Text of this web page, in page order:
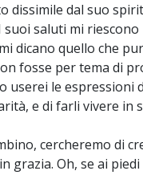
dissimile dal suo
saluti mi
dicano quello che
fosse per tema di
le espressioni
e di farli vivere in
cercheremo di
grazia. Oh, se ai piedi